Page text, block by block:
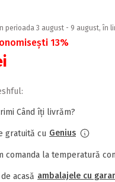
perioada 3 august - 9 august, în
13%
Când îți livrăm?
gratuită cu Genius
comanda la temperatură
acasă ambalajele cu